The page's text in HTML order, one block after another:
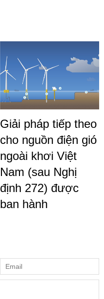
Giải pháp tiếp theo
cho nguồn điện gió
ngoài khơi Việt
Nam (sau Nghị
định 272) được
ban hành